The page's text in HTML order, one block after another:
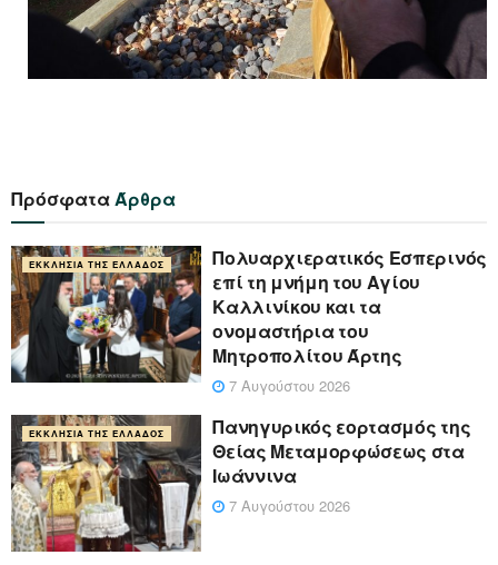
ΠρόσφαταΆρθρα
ΕΚΚΛΗΣΊΑ ΤΗΣ ΕΛΛΆΔΟΣ
Πολυαρχιερατικός Εσπερινός
επί τη μνήμη του Αγίου
Καλλινίκου και τα
ονομαστήρια του
Μητροπολίτου Άρτης
7 Αυγούστου 2026
ΕΚΚΛΗΣΊΑ ΤΗΣ ΕΛΛΆΔΟΣ
Πανηγυρικός εορτασμός της
Θείας Μεταμορφώσεως στα
Ιωάννινα
7 Αυγούστου 2026